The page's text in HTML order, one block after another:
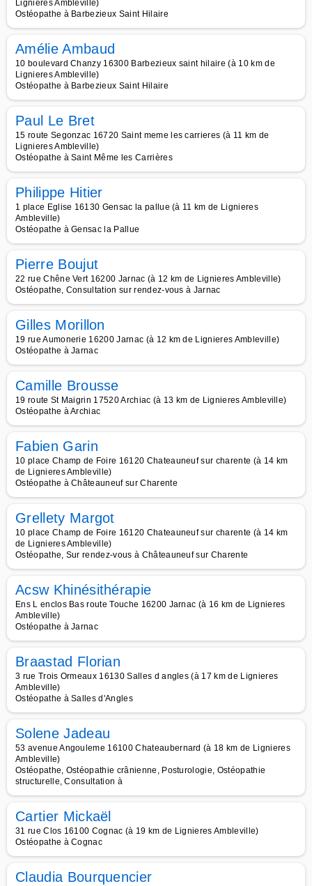
Lignieres Ambleville)
Ostéopathe à Barbezieux Saint Hilaire
Amélie Ambaud
10 boulevard Chanzy 16300 Barbezieux saint hilaire (à 10 km de
Lignieres Ambleville)
Ostéopathe à Barbezieux Saint Hilaire
Paul Le Bret
15 route Segonzac 16720 Saint meme les carrieres (à 11 km de
Lignieres Ambleville)
Ostéopathe à Saint Même les Carrières
Philippe Hitier
1 place Eglise 16130 Gensac la pallue (à 11 km de Lignieres
Ambleville)
Ostéopathe à Gensac la Pallue
Pierre Boujut
22 rue Chêne Vert 16200 Jarnac (à 12 km de Lignieres Ambleville)
Ostéopathe, Consultation sur rendez-vous à Jarnac
Gilles Morillon
19 rue Aumonerie 16200 Jarnac (à 12 km de Lignieres Ambleville)
Ostéopathe à Jarnac
Camille Brousse
19 route St Maigrin 17520 Archiac (à 13 km de Lignieres Ambleville)
Ostéopathe à Archiac
Fabien Garin
10 place Champ de Foire 16120 Chateauneuf sur charente (à 14 km
de Lignieres Ambleville)
Ostéopathe à Châteauneuf sur Charente
Grellety Margot
10 place Champ de Foire 16120 Chateauneuf sur charente (à 14 km
de Lignieres Ambleville)
Ostéopathe, Sur rendez-vous à Châteauneuf sur Charente
Acsw Khinésithérapie
Ens L enclos Bas route Touche 16200 Jarnac (à 16 km de Lignieres
Ambleville)
Ostéopathe à Jarnac
Braastad Florian
3 rue Trois Ormeaux 16130 Salles d angles (à 17 km de Lignieres
Ambleville)
Ostéopathe à Salles d'Angles
Solene Jadeau
53 avenue Angouleme 16100 Chateaubernard (à 18 km de Lignieres
Ambleville)
Ostéopathe, Ostéopathie crânienne, Posturologie, Ostéopathie
structurelle, Consultation à
Cartier Mickaël
31 rue Clos 16100 Cognac (à 19 km de Lignieres Ambleville)
Ostéopathe à Cognac
Claudia Bourquencier